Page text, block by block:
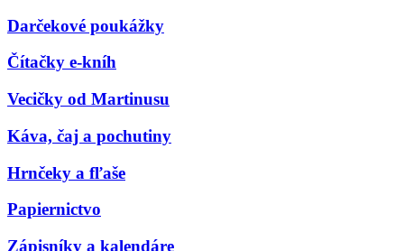
Darčekové poukážky
Čítačky e-kníh
Vecičky od Martinusu
Káva, čaj a pochutiny
Hrnčeky a fľaše
Papiernictvo
Zápisníky a kalendáre